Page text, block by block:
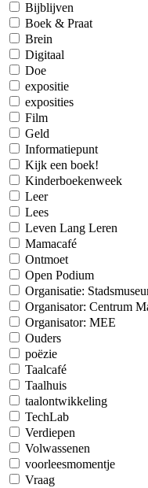
Bijblijven
Boek & Praat
Brein
Digitaal
Doe
expositie
exposities
Film
Geld
Informatiepunt
Kijk een boek!
Kinderboekenweek
Leer
Lees
Leven Lang Leren
Mamacafé
Ontmoet
Open Podium
Organisatie:
Organisator: Centrum
Organisator: MEE
Ouders
poëzie
Taalcafé
Taalhuis
taalontwikkeling
TechLab
Verdiepen
Volwassenen
voorleesmomentje
Vraag